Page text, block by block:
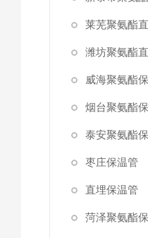
莱芜聚氨酯
潍坊聚氨酯
威海聚氨酯
烟台聚氨酯
泰安聚氨酯
枣庄保温管
直埋保温管
菏泽聚氨酯